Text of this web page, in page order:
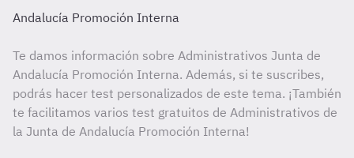
Andalucía Promoción Interna
Te damos información sobre Administrativos Junta de
Andalucía Promoción Interna. Además, si te suscribes,
podrás hacer test personalizados de este tema. ¡También
te facilitamos varios test gratuitos de Administrativos de
la Junta de Andalucía Promoción Interna!